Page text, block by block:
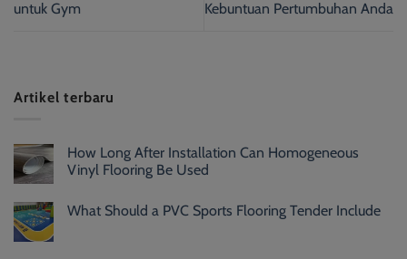
untuk Gym Kebuntuan Pertumbuhan Anda
Artikel terbaru
How Long After Installation Can Homogeneous
Vinyl Flooring Be Used
What Should a PVC Sports Flooring Tender Include